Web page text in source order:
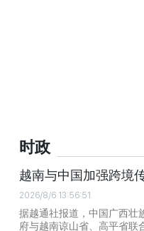
时政
越南与中国加强跨境
2026/8/6 13:56:51
据越通社报道，中国广西壮
府与越南谅山省、高平省联